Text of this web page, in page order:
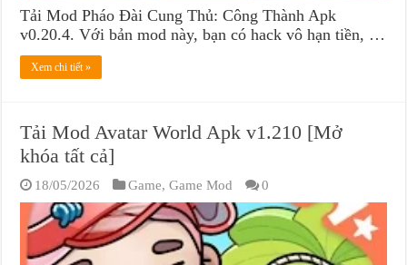
Tải Mod Pháo Đài Cung Thủ: Công Thành Apk
v0.20.4. Với bản mod này, bạn có hack vô hạn tiền, …
Xem chi tiết »
Tải Mod Avatar World Apk v1.210 [Mở
khóa tất cả]
18/05/2026 Game,Game Mod 0